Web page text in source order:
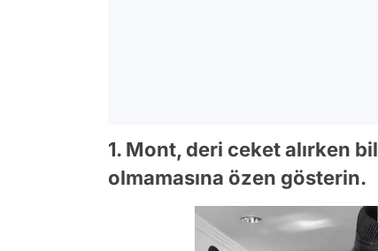
1. Mont, deri ceket alırken
olmamasına özen gösterin.